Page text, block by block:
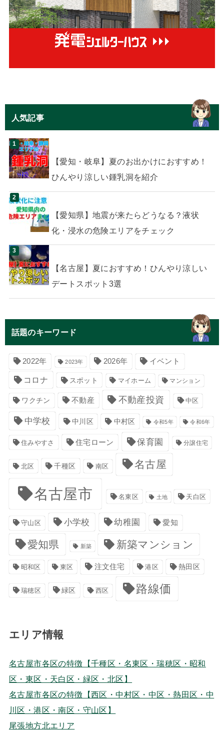
人気記事
【愛知・岐阜】夏のお出かけにおすすめ！
ひんやり涼しい鍾乳洞を紹介
【愛知県】地震が来たらどうなる？液状
化・浸水の危険エリアをチェック
【名古屋】夏におすすめ！ひんやり涼しい
デートスポット3選
話題のキーワード
2022年 2023年 2026年 イベント
コロナ スポット マイホーム マンション
ワクチン 不動産 不動産投資 中区
中学校 中川区 中村区 令和5年 令和6年
住みやすさ 住宅ローン 保育園 分譲住宅
北区 千種区 南区 名古屋
名古屋市 名東区 土地 天白区
守山区 小学校 幼稚園 愛知
愛知県 新築 新築マンション
昭和区 東区 注文住宅 港区 熱田区
瑞穂区 緑区 西区 路線価
エリア情報
名古屋市各区の特徴【千種区・名東区・瑞穂区・昭和
区・東区・天白区・緑区・北区】
名古屋市各区の特徴【西区・中村区・中区・熱田区・中
川区・港区・南区・守山区】
尾張地方北エリア